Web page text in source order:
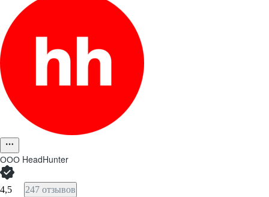
ООО HeadHunter
4,5 247 отзывов